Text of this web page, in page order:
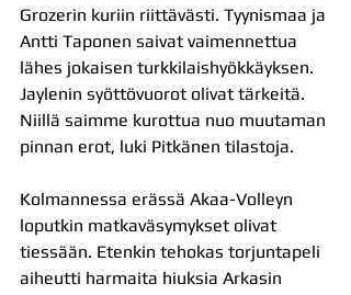
Grozerin kuriin riittävästi. Tyynismaa ja
Antti Taponen saivat vaimennettua
lähes jokaisen turkkilaishyökkäyksen.
Jaylenin syöttövuorot olivat tärkeitä.
Niillä saimme kurottua nuo muutaman
pinnan erot, luki Pitkänen tilastoja.
Kolmannessa erässä Akaa-Volleyn
loputkin matkaväsymykset olivat
tiessään. Etenkin tehokas torjuntapeli
aiheutti harmaita hiuksia Arkasin